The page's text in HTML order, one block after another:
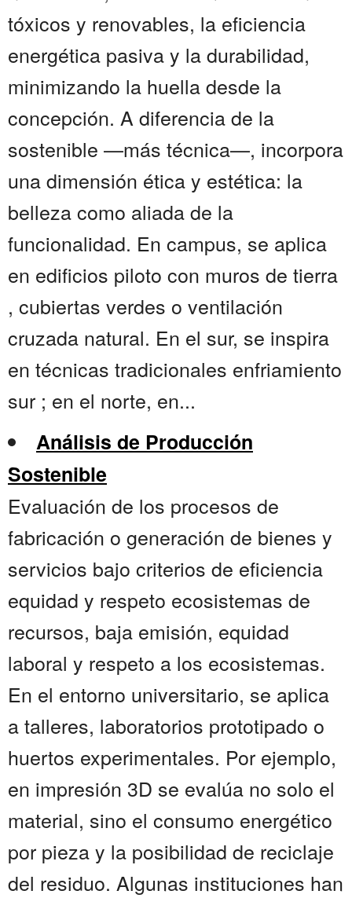
tóxicos y renovables, la eficiencia
energética pasiva y la durabilidad,
minimizando la huella desde la
concepción. A diferencia de la
sostenible —más técnica—, incorpora
una dimensión ética y estética: la
belleza como aliada de la
funcionalidad. En campus, se aplica
en edificios piloto con muros de tierra
, cubiertas verdes o ventilación
cruzada natural. En el sur, se inspira
en técnicas tradicionales enfriamiento
sur ; en el norte, en...
Análisis de Producción
Sostenible
Evaluación de los procesos de
fabricación o generación de bienes y
servicios bajo criterios de eficiencia
equidad y respeto ecosistemas de
recursos, baja emisión, equidad
laboral y respeto a los ecosistemas.
En el entorno universitario, se aplica
a talleres, laboratorios prototipado o
huertos experimentales. Por ejemplo,
en impresión 3D se evalúa no solo el
material, sino el consumo energético
por pieza y la posibilidad de reciclaje
del residuo. Algunas instituciones han